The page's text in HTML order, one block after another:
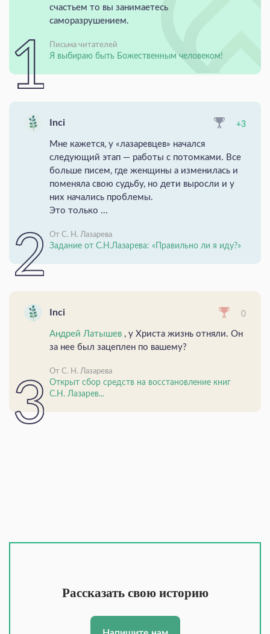
счастьем то вы занимаетесь
саморазрушением.
Письма читателей
Я выбираю быть Божественным человеком!
Inci +3
Мне кажется, у «лазаревцев» начался
следующий этап — работы с потомками. Все
больше писем, где женщины а изменилась и
поменяла свою судьбу, но дети выросли и у
них начались проблемы.
Это только ...
От С. Н. Лазарева
Задание от С.Н.Лазарева: «Правильно ли я иду?»
Inci 0
Андрей Латышев , у Христа жизнь отняли. Он
за нее был зацеплен по вашему?
От С. Н. Лазарева
Открыт сбор средств на восстановление книг
С.Н. Лазарев...
Рассказать свою историю